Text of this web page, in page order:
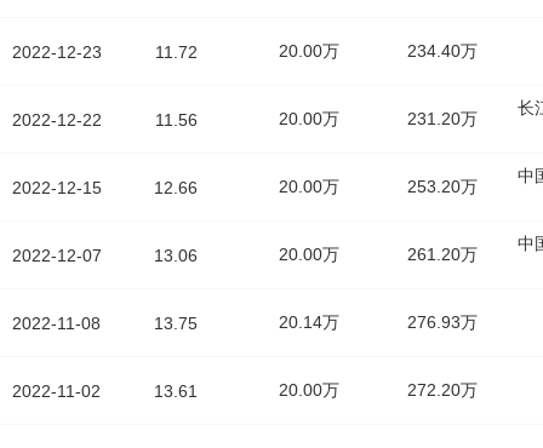
2022-12-23
2022-12-22
2022-12-15
2022-12-07
2022-11-08
2022-11-02
11.72 20.00万 234.40万
11.56 20.00万 231.20万
长
12.66 20.00万 253.20万
中
13.06 20.00万 261.20万
中
13.75 20.14万 276.93万
13.61 20.00万 272.20万